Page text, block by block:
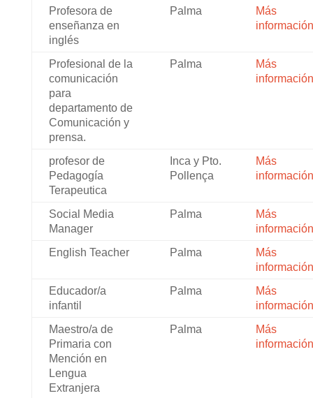
Profesora de
enseñanza en
inglés
Palma
Más
información
Profesional de la
comunicación
para
departamento de
Comunicación y
prensa.
Palma
Más
información
profesor de
Pedagogía
Terapeutica
Inca y Pto.
Pollença
Más
información
Social Media
Manager
Palma
Más
información
English Teacher
Palma
Más
información
Educador/a
infantil
Palma
Más
información
Maestro/a de
Primaria con
Mención en
Lengua
Extranjera
Palma
Más
información